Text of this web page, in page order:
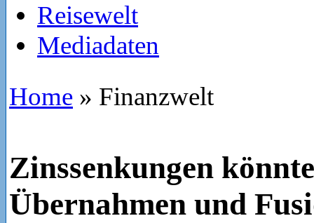
Reisewelt
Mediadaten
Home » Finanzwelt
Zinssenkungen
Übernahmen und